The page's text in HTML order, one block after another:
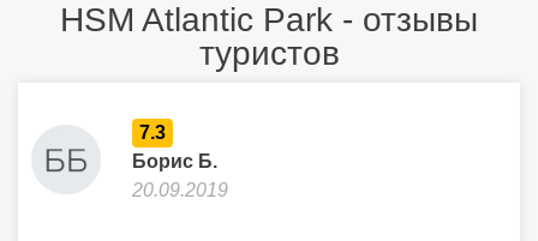
HSM Atlantic Park - отзывы
туристов
7.3
Борис Б.
20.09.2019